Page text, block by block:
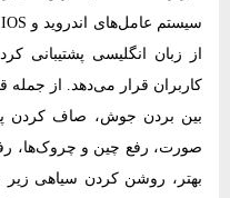
از زبان انگلیسی پشتیبانی
کاربران قرار می‌دهد. از جمله
بین بردن جوش، صاف کردن
صورت، رفع چین و چروک‌ها،
بهتر، روشن کردن سیاهی